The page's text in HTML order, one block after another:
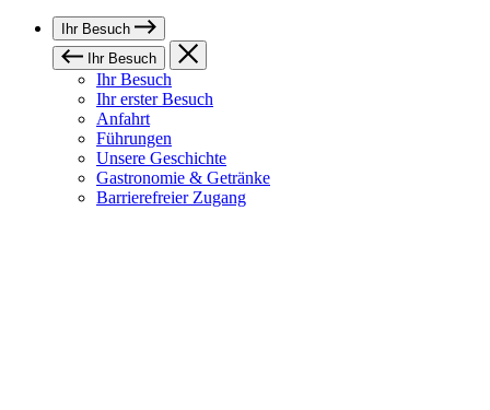
Ihr Besuch
Ihr Besuch
Ihr Besuch
Ihr erster Besuch
Anfahrt
Führungen
Unsere Geschichte
Gastronomie & Getränke
Barrierefreier Zugang